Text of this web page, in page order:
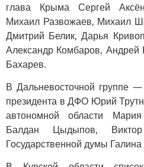
глава Крыма Сергей
Михаил Развожаев, Михаил
Дмитрий Белик, Дарья
Александр Комбаров, Андрей
Бахарев.
В Дальневосточной группе
президента в ДФО Юрий
автономной области
Балдан Цыдыпов,
Государственной думы